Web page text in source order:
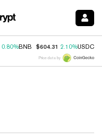
0.80%BNB $604.31 2.10%USDC
Price data by